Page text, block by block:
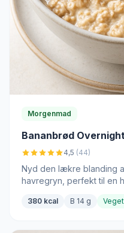
Morgenmad
Bananbrød
4,5 (44)
Nyd den lækre blanding
havregryn, perfekt til en
380 kcal B 14 g